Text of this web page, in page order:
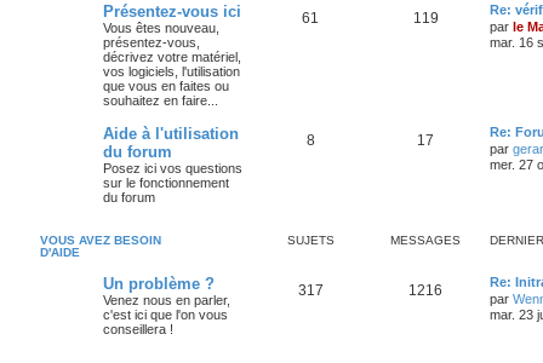
Présentez-vous ici
Vous êtes nouveau,
présentez-vous,
décrivez votre matériel,
vos logiciels, l'utilisation
que vous en faites ou
souhaitez en faire...
61 119
Re:
par le
mar. 16
Aide à l'utilisation
du forum
Posez ici vos questions
sur le fonctionnement
du forum
8 17
Re:
par
mer. 27
VOUS AVEZ BESOIN
D'AIDE
SUJETS MESSAGES
Un problème ?
Venez nous en parler,
c'est ici que l'on vous
conseillera !
317 1216
Re:
par
mar. 23